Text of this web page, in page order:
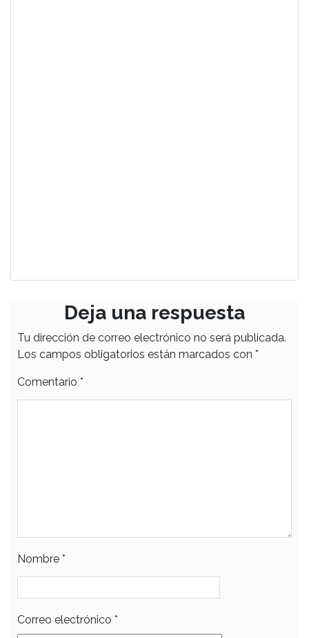
Deja una respuesta
Tu dirección de correo electrónico no será publicada.
Los campos obligatorios están marcados con *
Comentario *
Nombre *
Correo electrónico *